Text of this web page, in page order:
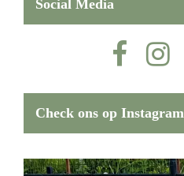
Social Media
Check ons op Instagram